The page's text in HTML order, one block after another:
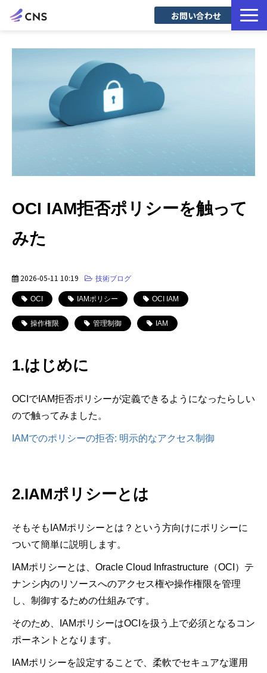
お問い合わせ
導入事例
OCI IAM拒否ポリシーを触って
みた
2026-05-11 10:19 技術ブログ
OCI IAMポリシー OCI IAM
操作権限 管理制御 IAM
1.はじめに
OCIでIAM拒否ポリシーが定義できるようになったらしい
ので触ってみました。
IAMでのポリシーの拒否: 明示的なアクセス制御
2.IAMポリシーとは
そもそもIAMポリシーとは？という方向けにポリシーに
ついて簡単に説明します。
IAMポリシーとは、Oracle Cloud Infrastructure（OCI）テ
ナンシ内のリソースへのアクセス権や操作権限を管理
し、制御するための仕組みです。
そのため、IAMポリシーはOCIを扱う上で必須となるコン
ポーネントとなります。
IAMポリシーを設定することで、柔軟でセキュアな運用